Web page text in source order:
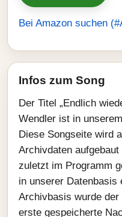
Bei Amazon suchen
Infos zum Song
Der Titel „Endlich
Wendler ist in
Diese Songseite wird
Archivdaten
zuletzt im Programm
in unserer
Archivbasis wurde
erste gespeicherte